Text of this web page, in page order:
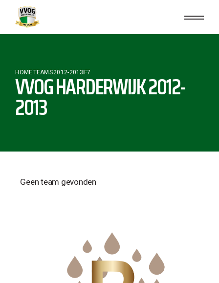
HOMETEAMS2012-2013 F7
VVOG HARDERWIJK 2012-
2013
Geen team gevonden